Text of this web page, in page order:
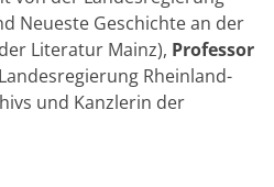
Neueste Geschichte an der
Literatur Mainz), Professor
Rheinland-
und Kanzlerin der